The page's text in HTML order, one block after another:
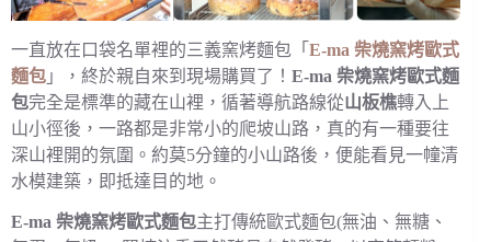
一直放在口袋名單裡的三義窯烤麵包「 E-ma 柴燒窯烤歐式
麵包 」，終於親自來到現場購買了！ E-ma 柴燒窯烤歐式麵
包完全是標準的藏在山裡，循著導航路線從山板樵轉入上
山小徑後，一路都是非常小的爬坡山路，真的有一種要往
深山裡開的氛圍。約莫5分鐘的小山路後，便能看見一幢清
水模建築，即抵達目的地。
E-ma 柴燒窯烤歐式麵包主打傳統歐式麵包(無油、無糖、